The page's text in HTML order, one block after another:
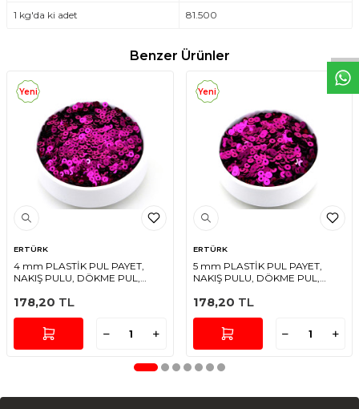
1 kg'da ki adet 81.500
Benzer Ürünler
Yeni
ERTÜRK
4 mm PLASTİK PUL PAYET,
NAKIŞ PULU, DÖKME PUL,
178,20 TL
Yeni
ERTÜRK
5 mm PLASTİK PUL PAYET,
NAKIŞ PULU, DÖKME PUL,
178,20 TL